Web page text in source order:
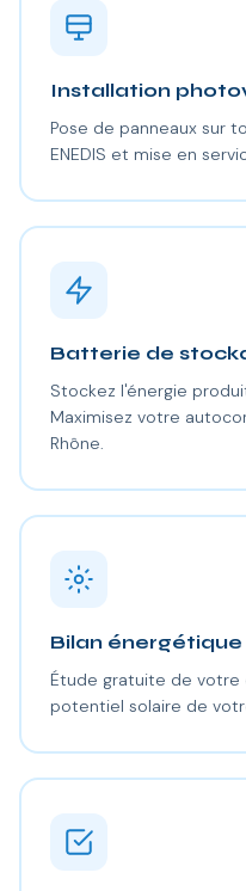
Installation
Pose de panneaux sur
ENEDIS et mise en
Batterie de
Stockez l'énergie
Maximisez votre
Rhône.
Bilan
Étude gratuite de
potentiel solaire de